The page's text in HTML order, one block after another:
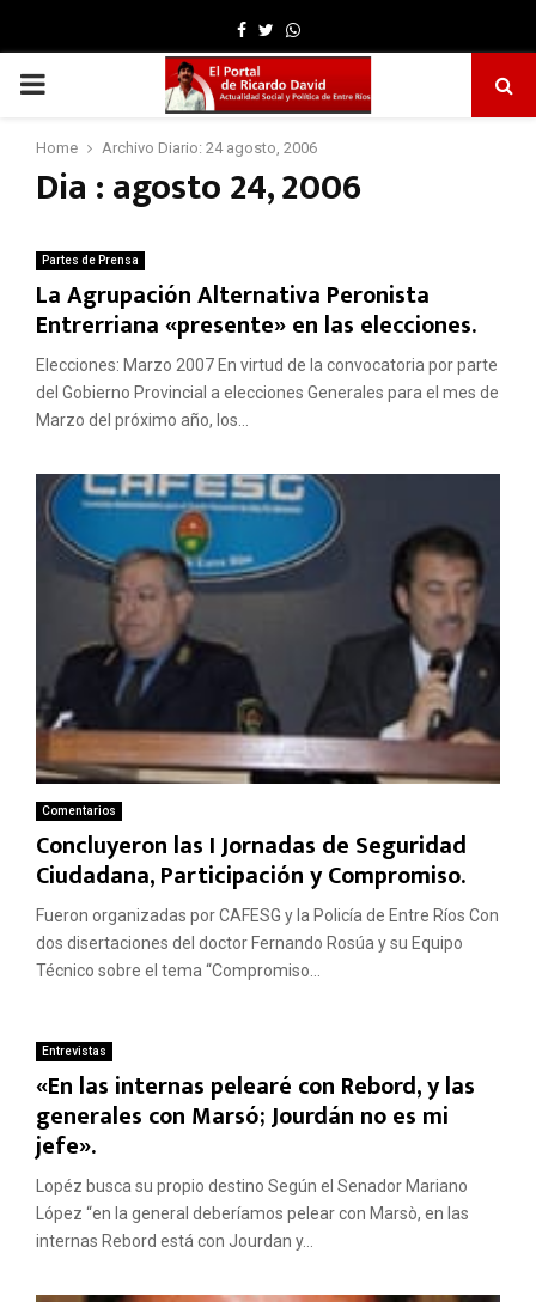
Facebook
TwitterWhatsapp
PRIMARY
MENU
Home Archivo Diario: 24 agosto, 2006
Dia : agosto 24, 2006
Partes de Prensa
La Agrupación Alternativa Peronista
Entrerriana «presente» en las elecciones.
Elecciones: Marzo 2007 En virtud de la convocatoria por parte
del Gobierno Provincial a elecciones Generales para el mes de
Marzo del próximo año, los...
Comentarios
Concluyeron las I Jornadas de Seguridad
Ciudadana, Participación y Compromiso.
Fueron organizadas por CAFESG y la Policía de Entre Ríos Con
dos disertaciones del doctor Fernando Rosúa y su Equipo
Técnico sobre el tema “Compromiso...
Entrevistas
«En las internas pelearé con Rebord, y las
generales con Marsó; Jourdán no es mi
jefe».
Lopéz busca su propio destino Según el Senador Mariano
López “en la general deberíamos pelear con Marsò, en las
internas Rebord está con Jourdan y...